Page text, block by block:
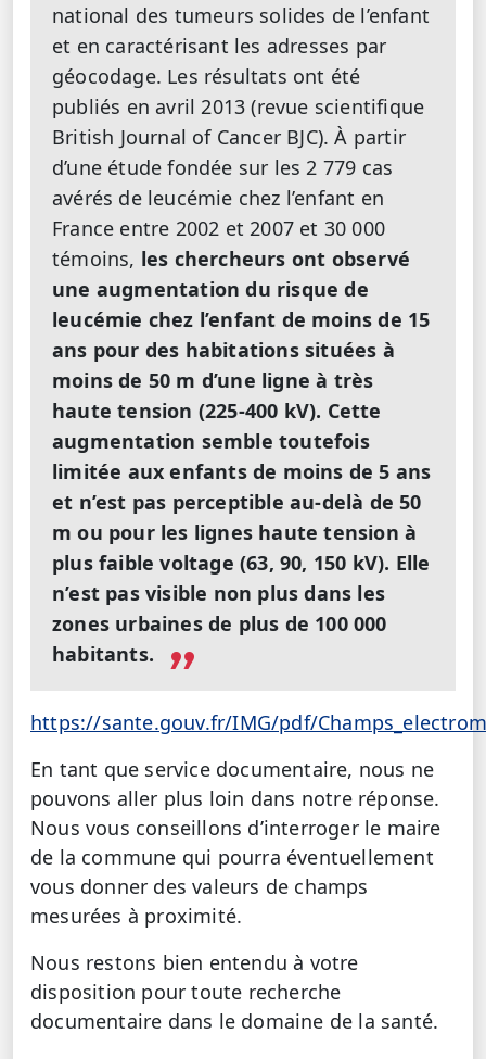
national des tumeurs solides de l’enfant
et en caractérisant les adresses par
géocodage. Les résultats ont été
publiés en avril 2013 (revue scientifique
British Journal of Cancer BJC). À partir
d’une étude fondée sur les 2 779 cas
avérés de leucémie chez l’enfant en
France entre 2002 et 2007 et 30 000
témoins, les chercheurs ont observé
une augmentation du risque de
leucémie chez l’enfant de moins de 15
ans pour des habitations situées à
moins de 50 m d’une ligne à très
haute tension (225-400 kV). Cette
augmentation semble toutefois
limitée aux enfants de moins de 5 ans
et n’est pas perceptible au-delà de 50
m ou pour les lignes haute tension à
plus faible voltage (63, 90, 150 kV). Elle
n’est pas visible non plus dans les
zones urbaines de plus de 100 000
habitants.
https://sante.gouv.fr/IMG/pdf/
En tant que service documentaire, nous ne
pouvons aller plus loin dans notre réponse.
Nous vous conseillons d’interroger le maire
de la commune qui pourra éventuellement
vous donner des valeurs de champs
mesurées à proximité.
Nous restons bien entendu à votre
disposition pour toute recherche
documentaire dans le domaine de la santé.